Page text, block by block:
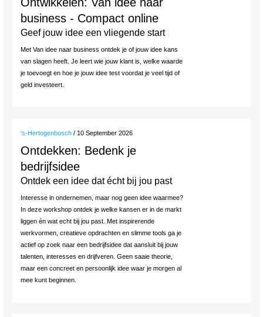
business - Compact online
Geef jouw idee een vliegende start
Met Van idee naar business ontdek je of jouw idee kans
van slagen heeft. Je leert wie jouw klant is, welke waarde
je toevoegt en hoe je jouw idee test voordat je veel tijd of
geld investeert.
's-Hertogenbosch / 10 September 2026
Ontdekken: Bedenk je
bedrijfsidee
Ontdek een idee dat écht bij jou past
Interesse in ondernemen, maar nog geen idee waarmee?
In deze workshop ontdek je welke kansen er in de markt
liggen én wat echt bij jou past. Met inspirerende
werkvormen, creatieve opdrachten en slimme tools ga je
actief op zoek naar een bedrijfsidee dat aansluit bij jouw
talenten, interesses en drijfveren. Geen saaie theorie,
maar een concreet en persoonlijk idee waar je morgen al
mee kunt beginnen.